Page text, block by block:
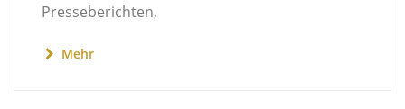
Presseberichten,
Mehr